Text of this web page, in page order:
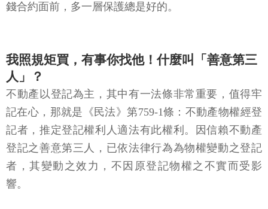
錢合約面前，多一層保護總是好的。
我照規矩買，有事你找他！什麼叫「善意第三
人」？
不動產以登記為主，其中有一法條非常重要，值得牢
記在心，那就是《民法》第759-1條：不動產物權經登
記者，推定登記權利人適法有此權利。因信賴不動產
登記之善意第三人，已依法律行為為物權變動之登記
者，其變動之效力，不因原登記物權之不實而受影
響。